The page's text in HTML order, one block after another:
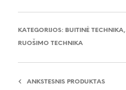
KATEGORIJOS: BUITINĖ TECHNIKA,
RUOŠIMO TECHNIKA
ANKSTESNIS PRODUKTAS